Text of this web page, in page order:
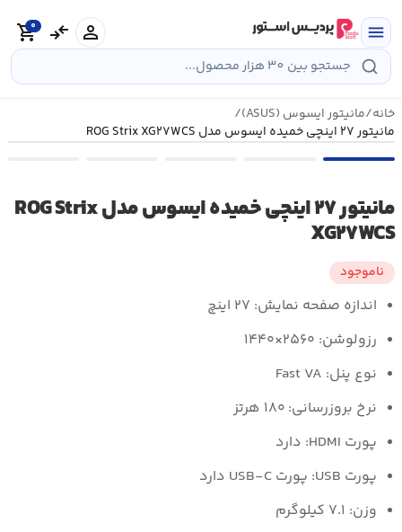
به
محتوا
menu
person
compare_arrows
shopping_cart
0
خانه/مانیتور ایسوس (ASUS)
/
مانیتور ۲۷ اینچی خمیده ایسوس مدل ROG Strix XG۲۷WCS
مانیتور ۲۷ اینچی خمیده ایسوس مدل ROG Strix
XG۲۷WCS
ناموجود
اندازه صفحه نمایش: ۲۷ اینچ
رزولوشن: ۲۵۶۰×۱۴۴۰
نوع پنل: Fast VA
نرخ بروزرسانی: ۱۸۰ هرتز
پورت HDMI: دارد
پورت USB: پورت USB-C دارد
وزن: ۷.۱ کیلوگرم